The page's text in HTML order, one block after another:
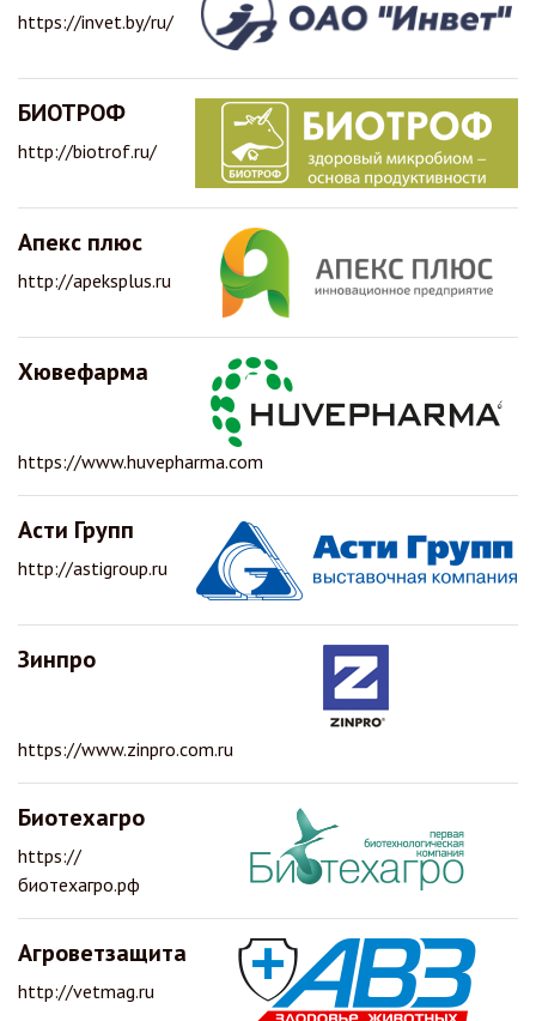
https://invet.by/ru/
БИОТРОФ
http://biotrof.ru/
Апекс плюс
http://apeksplus.ru
Хювефарма
https://www.huvepharma.com
Асти Групп
http://astigroup.ru
Зинпро
https://www.zinpro.com.ru
Биотехагро
https://
биотехагро.рф
Агроветзащита
http://vetmag.ru